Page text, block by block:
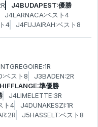
J4BUDAPEST:優勝
J4LARNACA:ベスト4
4 J4FUJAIRAH:ベスト8
ベスト8
J3BADEN:2R
準優勝
J4LIMELETTE:3R
ト4
J4DUNAKESZI:1R
J5HASSELT:ベスト8